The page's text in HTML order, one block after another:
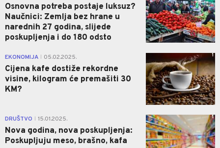
Osnovna potreba postaje luksuz?
Naučnici: Zemlja bez hrane u
narednih 27 godina, slijede
poskupljenja i do 180 odsto
EKONOMIJA 05.02.2025.
Cijena kafe dostiže rekordne
visine, kilogram će premašiti 30
KM?
1
DRUŠTVO 15.01.2025.
Nova godina, nova poskupljenja:
Poskupljuju meso, brašno, kafa
1